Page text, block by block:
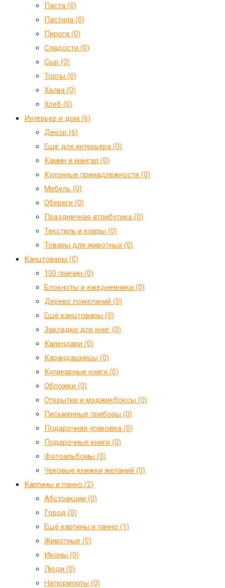
Паста (0)
Пастила (0)
Пироги (0)
Сладости (0)
Сыр (0)
Торты (0)
Халва (0)
Хлеб (0)
Интерьер и дом (6)
Декор (6)
Ещё для интерьера (0)
Камин и мангал (0)
Кухонные принадлежности (0)
Мебель (0)
Обереги (0)
Праздничная атрибутика (0)
Текстиль и ковры (0)
Товары для животных (0)
Канцтовары (0)
100 причин (0)
Блокноты и ежедневники (0)
Дерево пожеланий (0)
Ещё канцтовары (0)
Закладки для книг (0)
Календари (0)
Карандашницы (0)
Кулинарные книги (0)
Обложки (0)
Открытки и мэджикбоксы (0)
Письменные приборы (0)
Подарочная упаковка (0)
Подарочные книги (0)
Фотоальбомы (0)
Чековые книжки желаний (0)
Картины и панно (2)
Абстракции (0)
Город (0)
Ещё картины и панно (1)
Животные (0)
Иконы (0)
Люди (0)
Натюрморты (0)